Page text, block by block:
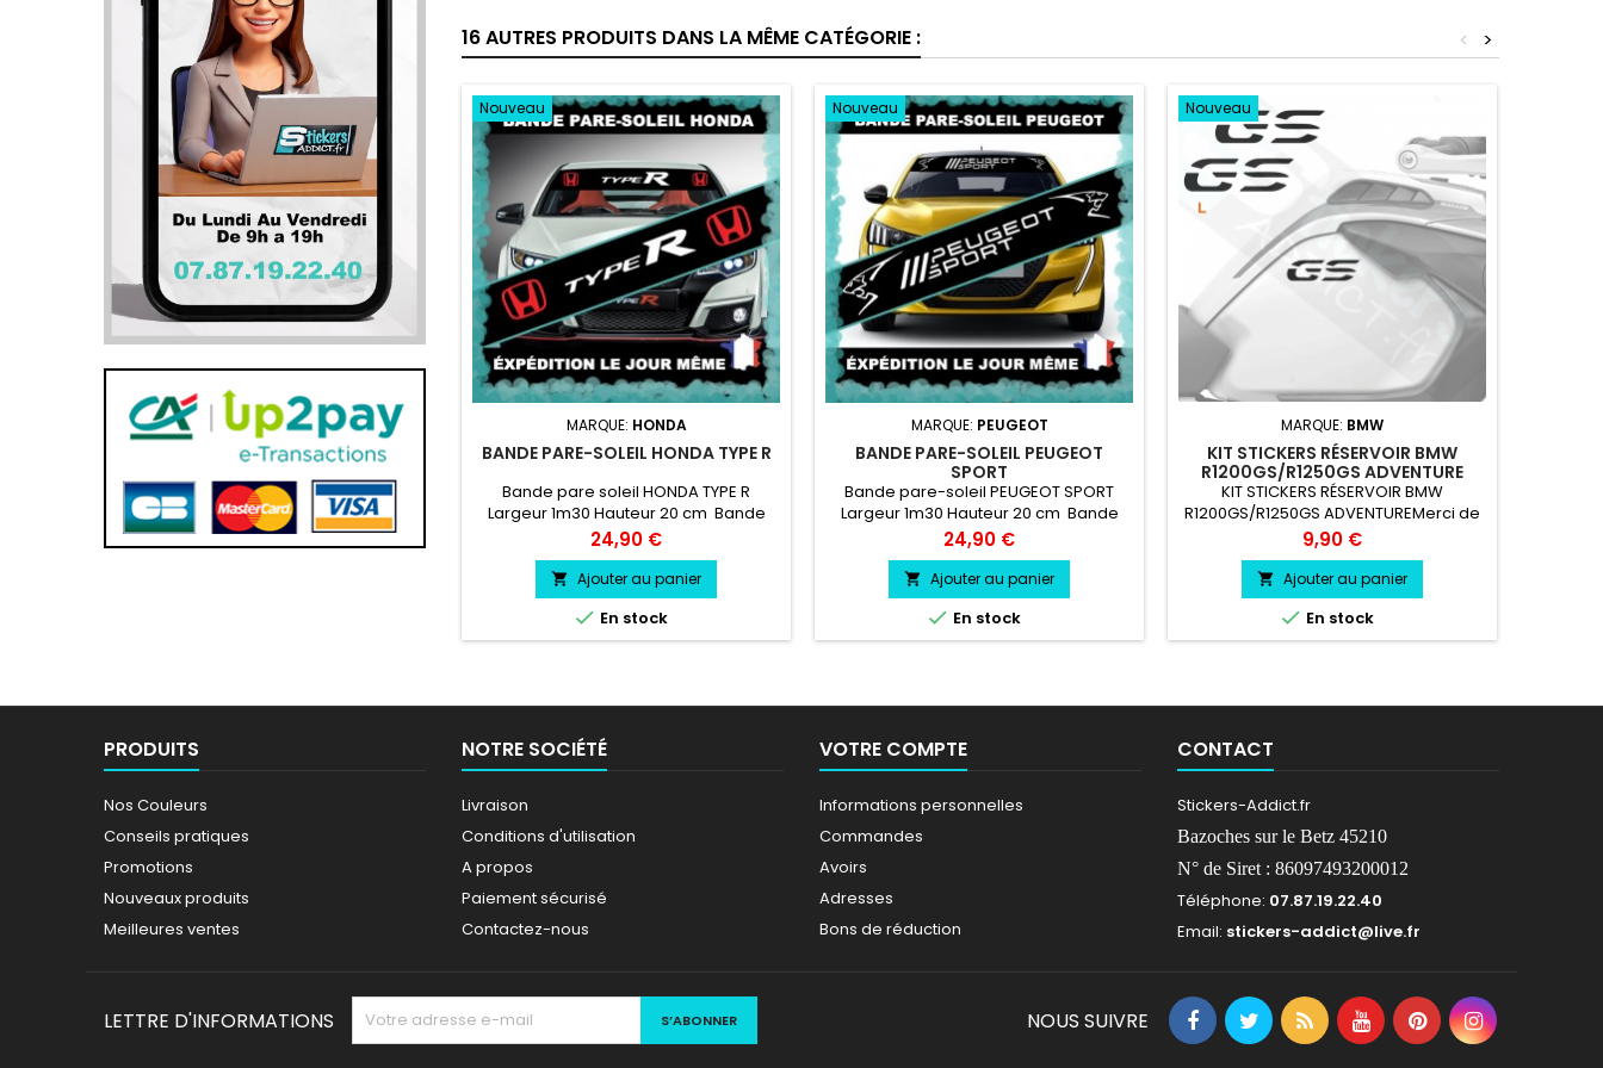
16 AUTRES PRODUITS DANS LA MÊME CATÉGORIE : >
<
Nouveau
MARQUE: HONDA
BANDE PARE-SOLEIL HONDA TYPE R
Bande pare soleil HONDA TYPE R
Largeur 1m30 Hauteur 20 cm Bande
Pare soleil couleur au choix Logo
HONDA TYPE R couleur au choix
Prix
24,90 €
 Ajouter au panier
 En stock
Nouveau
MARQUE: PEUGEOT
BANDE PARE-SOLEIL PEUGEOT
SPORT
Bande pare-soleil PEUGEOT SPORT
Largeur 1m30 Hauteur 20 cm Bande
Pare soleil couleur au choix Logo
PEUGEOT SPORT couleur au choix
Prix
24,90 €
 Ajouter au panier
 En stock
Nouveau
MARQUE: BMW
KIT STICKERS RÉSERVOIR BMW
R1200GS/R1250GS ADVENTURE
KIT STICKERS RÉSERVOIR BMW
R1200GS/R1250GS ADVENTUREMerci de
laisser un message avec vos choix de
couleur lors de la commande COULEUR
AU CHOIX vinyle professionnel très
résistant résiste a l'eau, essence,
chaleur, froid.
Prix
9,90 €
 Ajouter au panier
 En stock
PRODUITS
Nos Couleurs
Conseils pratiques
Promotions
Nouveaux produits
Meilleures ventes
NOTRE SOCIÉTÉ
Livraison
Conditions d'utilisation
A propos
Paiement sécurisé
Contactez-nous
VOTRE COMPTE
Informations personnelles
Commandes
Avoirs
Adresses
Bons de réduction
CONTACT
Stickers-Addict.fr
Bazoches sur le Betz 45210
N° de Siret : 86097493200012
Téléphone: 07.87.19.22.40
Email: stickers-addict@live.fr
LETTRE D'INFORMATIONS NOUS SUIVRE